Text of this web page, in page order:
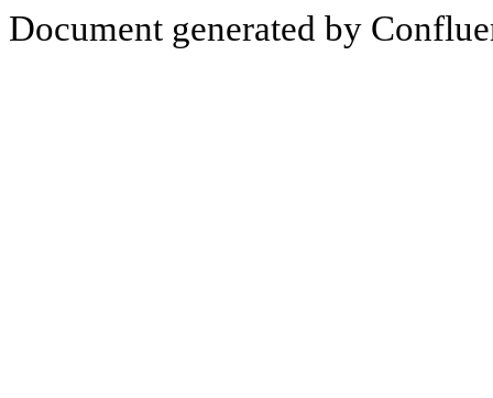
Document generated by